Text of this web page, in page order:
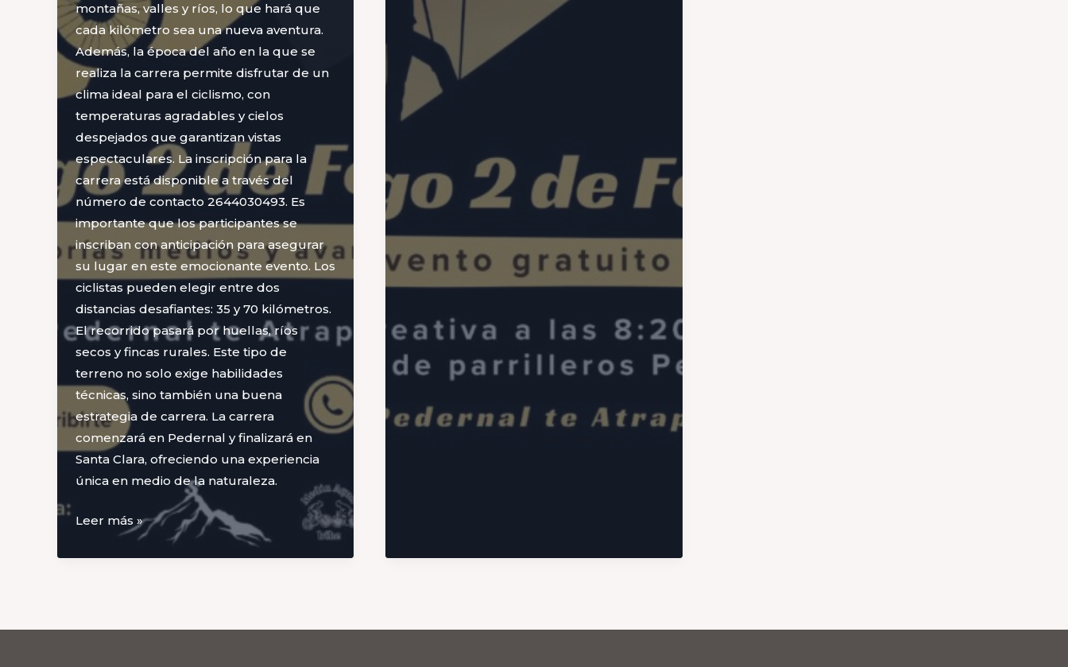
montañas, valles y ríos, lo que hará que
cada kilómetro sea una nueva aventura.
Además, la época del año en la que se
realiza la carrera permite disfrutar de un
clima ideal para el ciclismo, con
temperaturas agradables y cielos
despejados que garantizan vistas
espectaculares. La inscripción para la
carrera está disponible a través del
número de contacto 2644030493. Es
importante que los participantes se
inscriban con anticipación para asegurar
su lugar en este emocionante evento. Los
ciclistas pueden elegir entre dos
distancias desafiantes: 35 y 70 kilómetros.
El recorrido pasará por huellas, ríos
secos y fincas rurales. Este tipo de
terreno no solo exige habilidades
técnicas, sino también una buena
estrategia de carrera. La carrera
comenzará en Pedernal y finalizará en
Santa Clara, ofreciendo una experiencia
única en medio de la naturaleza.
Sarmiento
–
Bike:
Leer más »